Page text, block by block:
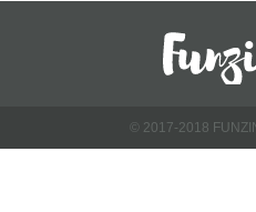
© 2017-2018